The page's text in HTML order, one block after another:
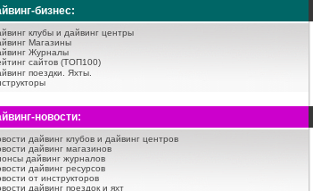
бизнес:
клубы и дайвинг центры
Магазины
Журналы
сайтов (ТОП100)
поездки.
Яхты.
новости:
дайвинг клубов и дайвинг центров
дайвинг магазинов
дайвинг журналов
дайвинг ресурсов
от инструкторов
дайвинг поездок и яхт